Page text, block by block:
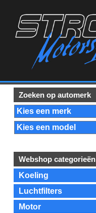
Zoeken op automerk
Webshop categorieën
Koeling
Luchtfilters
Motor